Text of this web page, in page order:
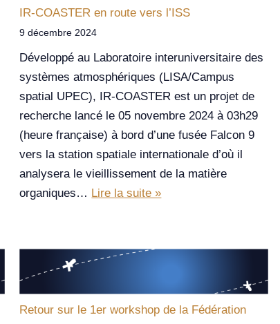
IR-COASTER en route vers l’ISS
9 décembre 2024
Développé au Laboratoire interuniversitaire des
systèmes atmosphériques (LISA/Campus
spatial UPEC), IR-COASTER est un projet de
recherche lancé le 05 novembre 2024 à 03h29
(heure française) à bord d’une fusée Falcon 9
vers la station spatiale internationale d’où il
analysera le vieillissement de la matière
organiques… Lire la suite »
Retour sur le 1er workshop de la Fédération